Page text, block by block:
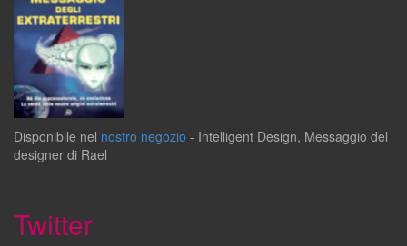
Disponibile nel nostro negozio - Intelligent Design, Messaggio del
designer di Rael
Twitter